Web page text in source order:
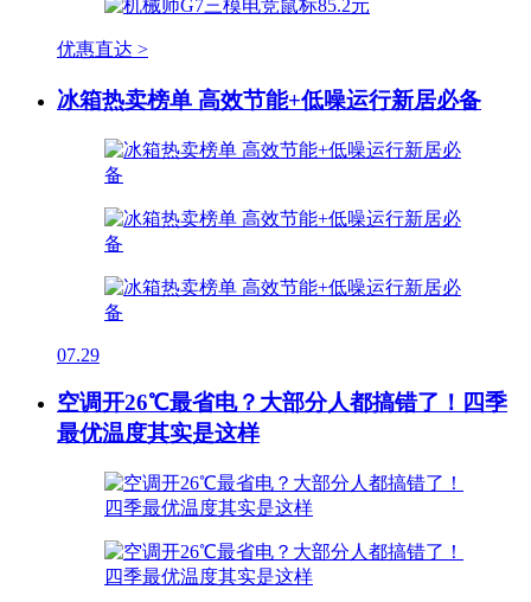
优惠直达 >
冰箱热卖榜单 高效节能+低噪运行新居必备
07.29
空调开26℃最省电？大部分人都搞错了！四季
最优温度其实是这样